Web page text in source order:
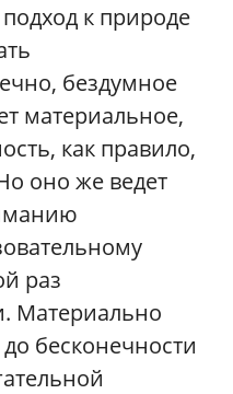
к природе
бездумное
материальное,
как правило,
оно же ведет
раз
Материально
бесконечности